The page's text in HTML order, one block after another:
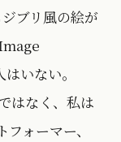
ブリ風の絵が
いない。
はなく、私は
ォーマー、